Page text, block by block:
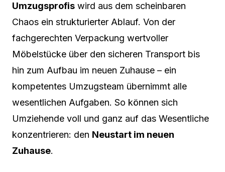
Umzugsprofis wird aus dem scheinbaren
Chaos ein strukturierter Ablauf. Von der
fachgerechten Verpackung wertvoller
Möbelstücke über den sicheren Transport bis
hin zum Aufbau im neuen Zuhause – ein
kompetentes Umzugsteam übernimmt alle
wesentlichen Aufgaben. So können sich
Umziehende voll und ganz auf das Wesentliche
konzentrieren: den Neustart im neuen
Zuhause.